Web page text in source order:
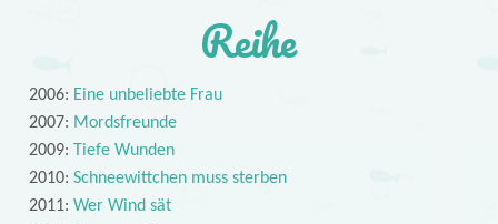
Reihe
2006: Eine unbeliebte Frau
2007: Mordsfreunde
2009: Tiefe Wunden
2010: Schneewittchen muss sterben
2011: Wer Wind sät